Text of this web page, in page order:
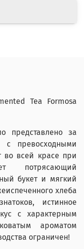
Tea Formosa
представлено за
с превосходными
во всей красе при
потрясающий
букет и мягкий
хлеба
истинное
с характерным
ароматом
ограничен!